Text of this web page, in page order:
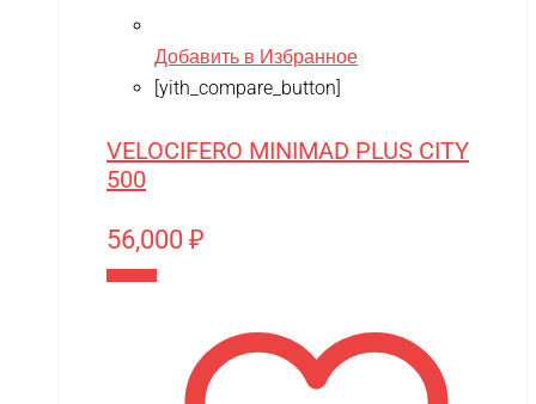
Добавить в Избранное
[yith_compare_button]
VELOCIFERO MINIMAD PLUS CITY
500
56,000 ₽